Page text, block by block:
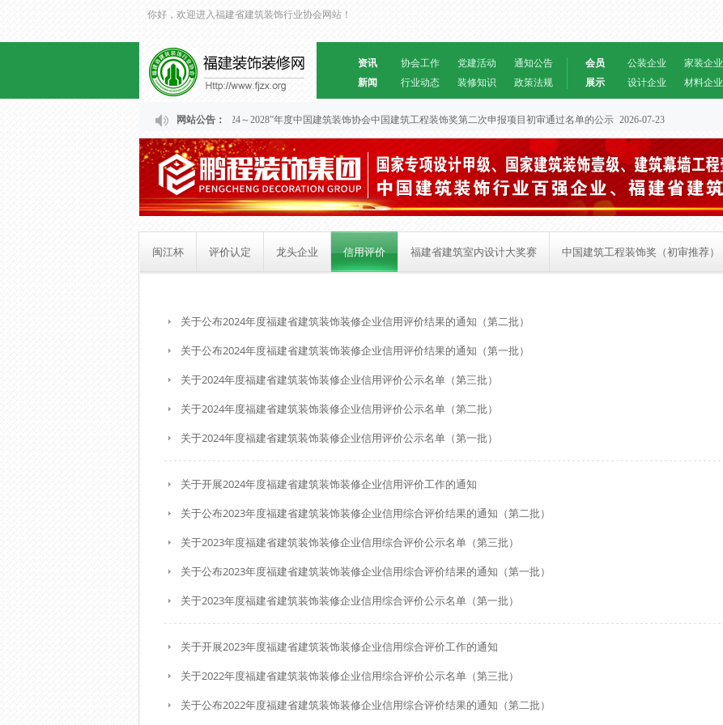
你好，欢迎进入福建省建筑装饰行业协会网站！
资讯
新闻
协会工作 党建活动
通知公告
行业动态
装修知识 政策法规
会员
展示
公装企业
家装企业
设计企业
材料企业
网站公告：
关于福建省“2024～2028”年度中国建筑装饰协会中国建筑工程装饰奖第二次申报项目初审通过名单的公示 2026-07-23
闽江杯 评价认定 龙头企业 信用评价 福建省建筑室内设计大奖赛 中国建筑工程装饰奖（初审推荐）
关于公布2024年度福建省建筑装饰装修企业信用评价结果的通知（第二批）
关于公布2024年度福建省建筑装饰装修企业信用评价结果的通知（第一批）
关于2024年度福建省建筑装饰装修企业信用评价公示名单（第三批）
关于2024年度福建省建筑装饰装修企业信用评价公示名单（第二批）
关于2024年度福建省建筑装饰装修企业信用评价公示名单（第一批）
关于开展2024年度福建省建筑装饰装修企业信用评价工作的通知
关于公布2023年度福建省建筑装饰装修企业信用综合评价结果的通知（第二批）
关于2023年度福建省建筑装饰装修企业信用综合评价公示名单（第三批）
关于公布2023年度福建省建筑装饰装修企业信用综合评价结果的通知（第一批）
关于2023年度福建省建筑装饰装修企业信用综合评价公示名单（第一批）
关于开展2023年度福建省建筑装饰装修企业信用综合评价工作的通知
关于2022年度福建省建筑装饰装修企业信用综合评价公示名单（第三批）
关于公布2022年度福建省建筑装饰装修企业信用综合评价结果的通知（第二批）